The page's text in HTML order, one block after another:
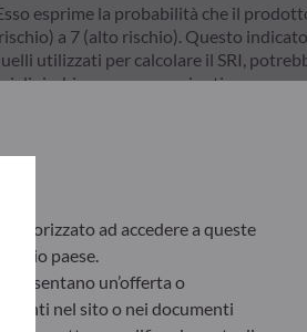
esprime la probabilità che il
a 7 (alto rischio). Questo
utilizzati per calcolare il SRI,
di rischio saranno raggiunti.
che ha lo scopo di rendere il
prende in considerazione i rischi
Articolo 8: Il team di gestione
9: Il team di gestione persegue un
di sostenibilità avvalendosi dei
ad accedere a queste
paese.
un’offerta o
nel sito o nei documenti